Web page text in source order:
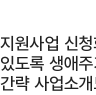
지원사업 신
있도록 생애
간략 사업소